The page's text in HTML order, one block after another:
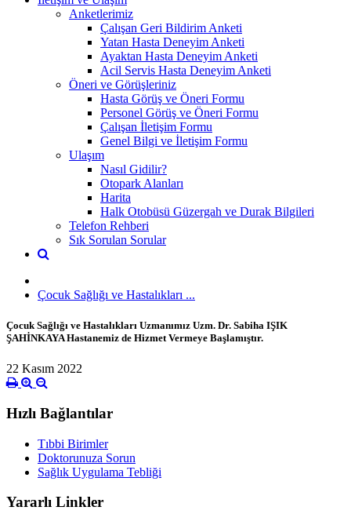
Anketlerimiz
Çalışan Geri Bildirim Anketi
Yatan Hasta Deneyim Anketi
Ayaktan Hasta Deneyim Anketi
Acil Servis Hasta Deneyim Anketi
Öneri ve Görüşleriniz
Hasta Görüş ve Öneri Formu
Personel Görüş ve Öneri Formu
Çalışan İletişim Formu
Genel Bilgi ve İletişim Formu
Ulaşım
Nasıl Gidilir?
Otopark Alanları
Harita
Halk Otobüsü Güzergah ve Durak Bilgileri
Telefon Rehberi
Sık Sorulan Sorular
Çocuk Sağlığı ve Hastalıkları ...
Çocuk Sağlığı ve Hastalıkları Uzmanımız Uzm. Dr. Sabiha IŞIK
ŞAHİNKAYA Hastanemiz de Hizmet Vermeye Başlamıştır.
22 Kasım 2022
Hızlı Bağlantılar
Tıbbi Birimler
Doktorunuza Sorun
Sağlık Uygulama Tebliği
Yararlı Linkler